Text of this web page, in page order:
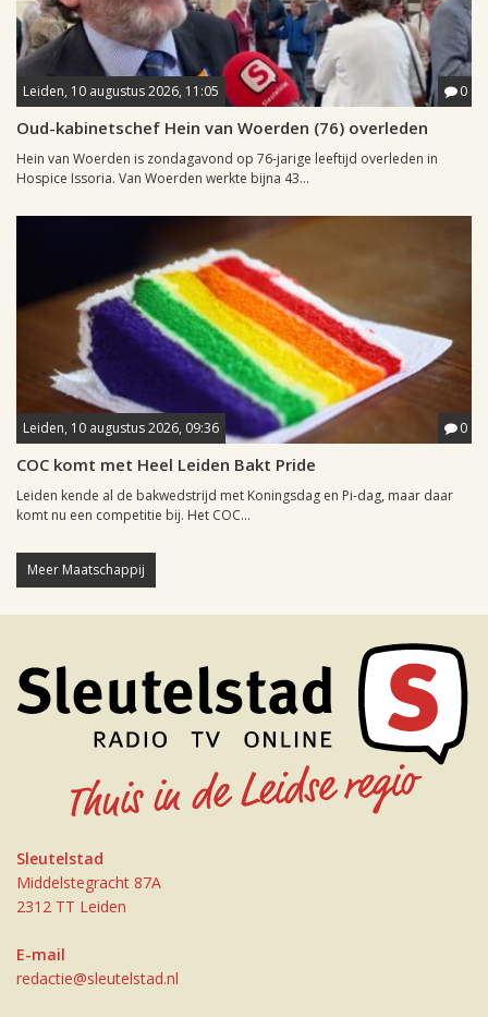
Leiden, 10 augustus 2026, 11:05 0
Oud-kabinetschef Hein van Woerden (76) overleden
Hein van Woerden is zondagavond op 76-jarige leeftijd overleden in
Hospice Issoria. Van Woerden werkte bijna 43...
Leiden, 10 augustus 2026, 09:36 0
COC komt met Heel Leiden Bakt Pride
Leiden kende al de bakwedstrijd met Koningsdag en Pi-dag, maar daar
komt nu een competitie bij. Het COC...
Meer Maatschappij
Sleutelstad
Middelstegracht 87A
2312 TT Leiden
E-mail
redactie@sleutelstad.nl